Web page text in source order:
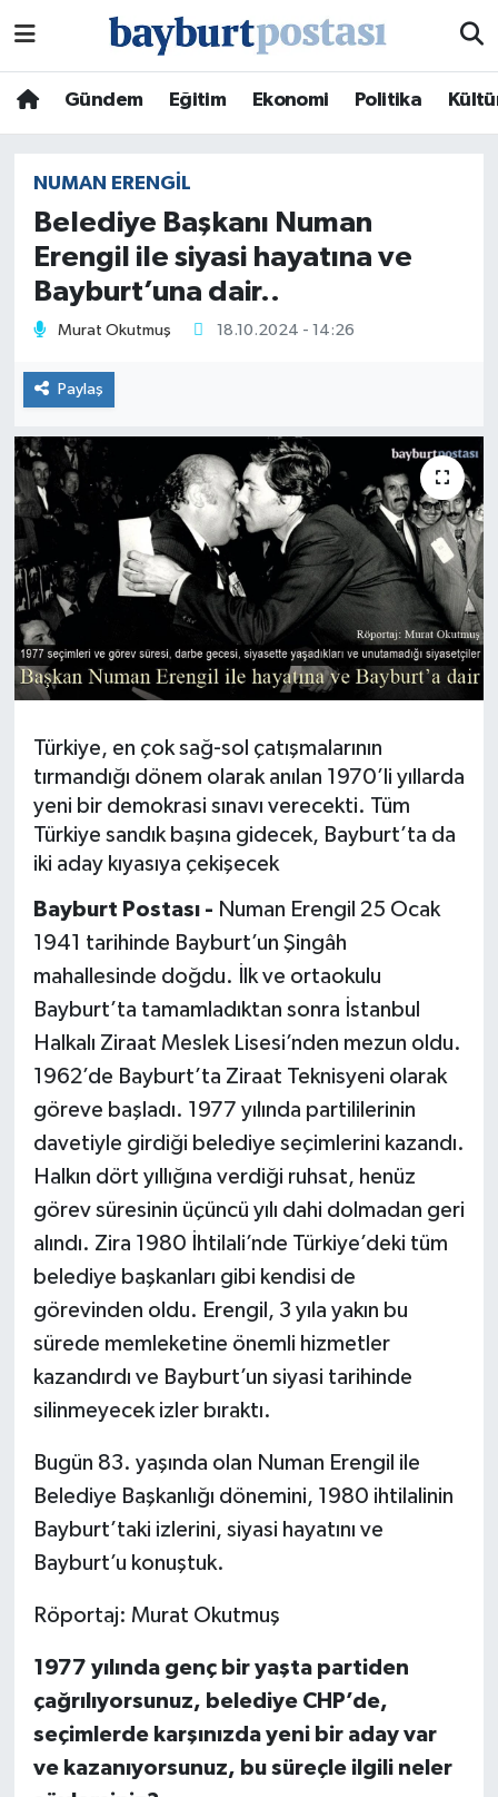
Gündem Eğitim Ekonomi Politika
NUMAN ERENGIL
Belediye Başkanı Numan
Erengil ile siyasi hayatına ve
Bayburt’una dair..
Murat Okutmuş 18.10.2024 - 14:26
Paylaş
Türkiye, en çok sağ-sol çatışmalarının
tırmandığı dönem olarak anılan 1970’li yıllarda
yeni bir demokrasi sınavı verecekti. Tüm
Türkiye sandık başına gidecek, Bayburt’ta da
iki aday kıyasıya çekişecek
Bayburt Postası - Numan Erengil 25 Ocak
1941 tarihinde Bayburt’un Şingâh
mahallesinde doğdu. İlk ve ortaokulu
Bayburt’ta tamamladıktan sonra İstanbul
Halkalı Ziraat Meslek Lisesi’nden mezun oldu.
1962’de Bayburt’ta Ziraat Teknisyeni olarak
göreve başladı. 1977 yılında partililerinin
davetiyle girdiği belediye seçimlerini kazandı.
Halkın dört yıllığına verdiği ruhsat, henüz
görev süresinin üçüncü yılı dahi dolmadan geri
alındı. Zira 1980 İhtilali’nde Türkiye’deki tüm
belediye başkanları gibi kendisi de
görevinden oldu. Erengil, 3 yıla yakın bu
sürede memleketine önemli hizmetler
kazandırdı ve Bayburt’un siyasi tarihinde
silinmeyecek izler bıraktı.
Bugün 83. yaşında olan Numan Erengil ile
Belediye Başkanlığı dönemini, 1980 ihtilalinin
Bayburt’taki izlerini, siyasi hayatını ve
Bayburt’u konuştuk.
Röportaj: Murat Okutmuş
1977 yılında genç bir yaşta partiden
çağrılıyorsunuz, belediye CHP’de,
seçimlerde karşınızda yeni bir aday var
ve kazanıyorsunuz, bu süreçle ilgili neler
Trafik Durumu
Süper Lig Puan Durumu ve Fikstür
Tüm Manşetler
Haber Arşivi